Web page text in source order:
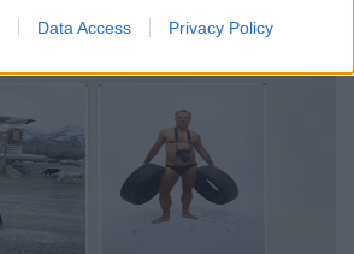
Data Access Privacy Policy